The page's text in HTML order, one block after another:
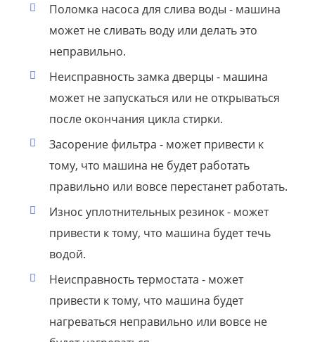
Поломка насоса для слива воды - машина
может не сливать воду или делать это
неправильно.
Неисправность замка дверцы - машина
может не запускаться или не открываться
после окончания цикла стирки.
Засорение фильтра - может привести к
тому, что машина не будет работать
правильно или вовсе перестанет работать.
Износ уплотнительных резинок - может
привести к тому, что машина будет течь
водой.
Неисправность термостата - может
привести к тому, что машина будет
нагреваться неправильно или вовсе не